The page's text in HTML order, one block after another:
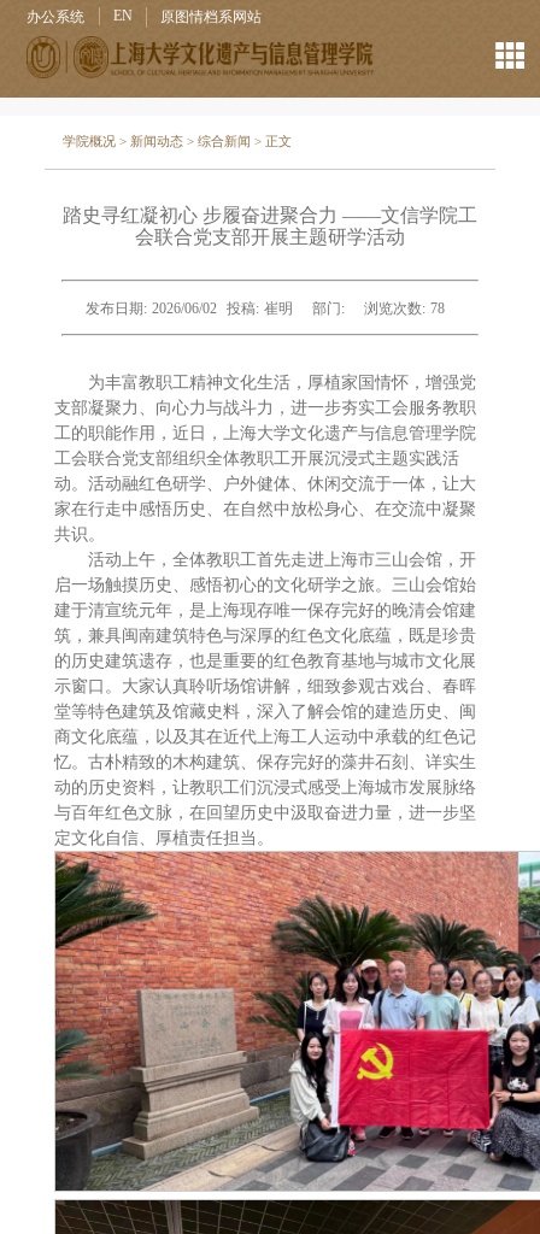
办公系统 EN 原图情档系网站
学院概况 > 新闻动态 >综合新闻 > 正文
踏史寻红凝初心 步履奋进聚合力 ——文信学院工
会联合党支部开展主题研学活动
发布日期: 2026/06/02 投稿: 崔明 部门: 浏览次数: 78
为丰富教职工精神文化生活，厚植家国情怀，增强党
支部凝聚力、向心力与战斗力，进一步夯实工会服务教职
工的职能作用，近日，上海大学文化遗产与信息管理学院
工会联合党支部组织全体教职工开展沉浸式主题实践活
动。活动融红色研学、户外健体、休闲交流于一体，让大
家在行走中感悟历史、在自然中放松身心、在交流中凝聚
共识。
活动上午，全体教职工首先走进上海市三山会馆，开
启一场触摸历史、感悟初心的文化研学之旅。三山会馆始
建于清宣统元年，是上海现存唯一保存完好的晚清会馆建
筑，兼具闽南建筑特色与深厚的红色文化底蕴，既是珍贵
的历史建筑遗存，也是重要的红色教育基地与城市文化展
示窗口。大家认真聆听场馆讲解，细致参观古戏台、春晖
堂等特色建筑及馆藏史料，深入了解会馆的建造历史、闽
商文化底蕴，以及其在近代上海工人运动中承载的红色记
忆。古朴精致的木构建筑、保存完好的藻井石刻、详实生
动的历史资料，让教职工们沉浸式感受上海城市发展脉络
与百年红色文脉，在回望历史中汲取奋进力量，进一步坚
定文化自信、厚植责任担当。